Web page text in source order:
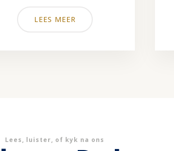
LEES MEER
Lees, luister, of kyk na ons